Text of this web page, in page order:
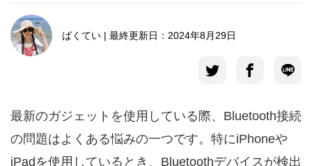
ばくてい | 最終更新日：2024年8月29日
最新のガジェットを使用している際、Bluetooth接続
の問題はよくある悩みの一つです。特にiPhoneや
iPadを使用しているとき、Bluetoothデバイスが検出